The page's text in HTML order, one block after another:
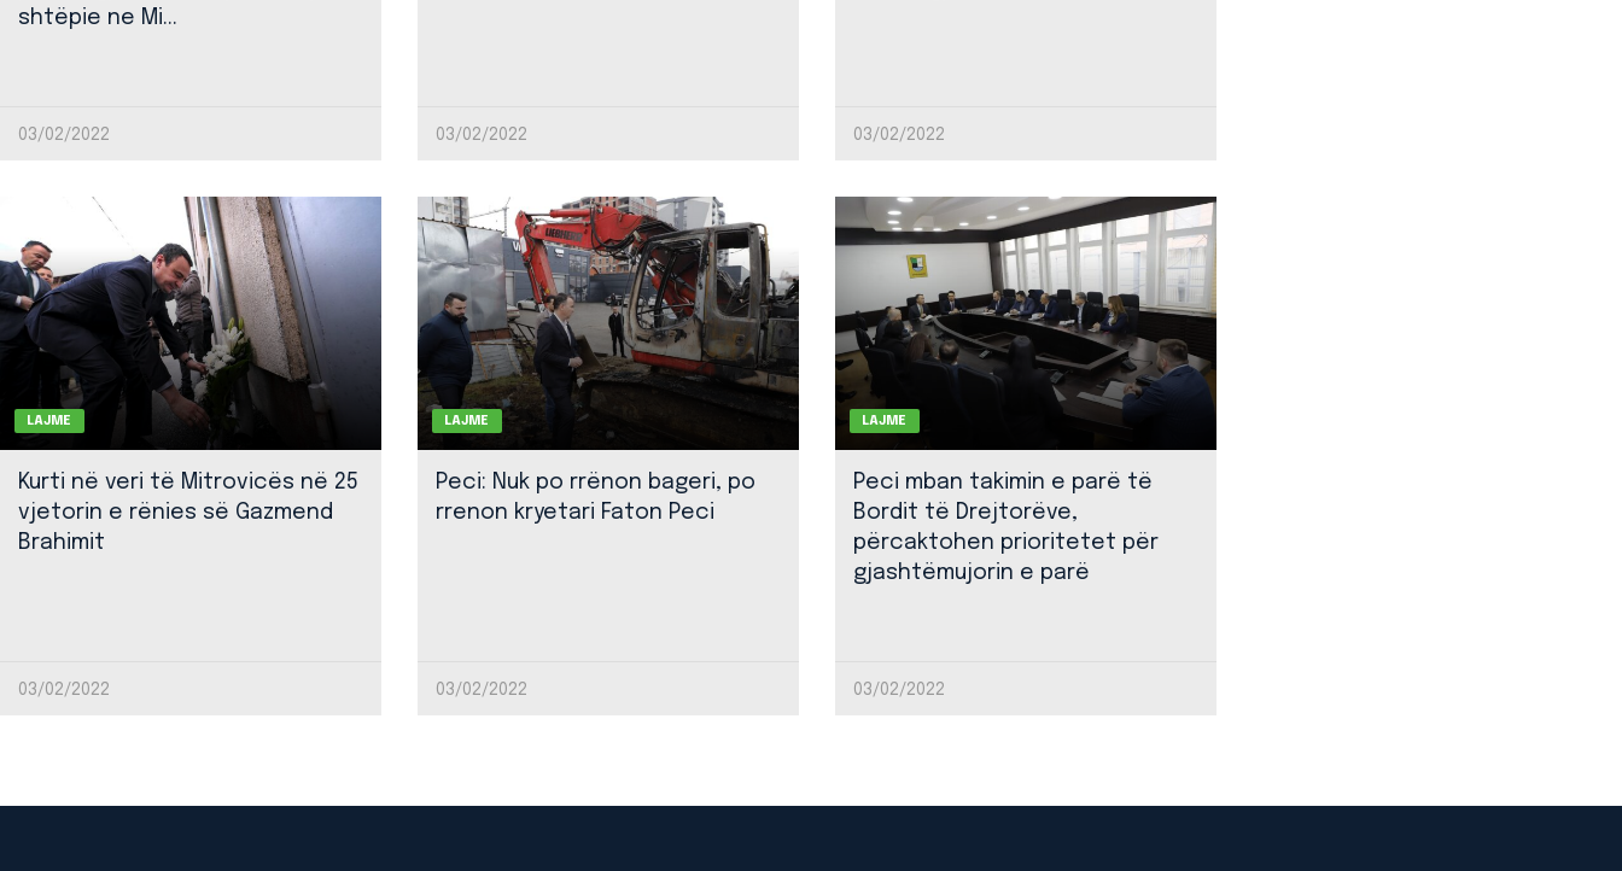
shtëpie ne Mi...
03/02/2022 03/02/2022 03/02/2022
LAJME
Kurti në veri të Mitrovicës në 25
vjetorin e rënies së Gazmend
Brahimit
03/02/2022
LAJME
Peci: Nuk po rrënon bageri, po
rrenon kryetari Faton Peci
03/02/2022
LAJME
Peci mban takimin e parë të
Bordit të Drejtorëve,
përcaktohen prioritetet për
gjashtëmujorin e parë
03/02/2022